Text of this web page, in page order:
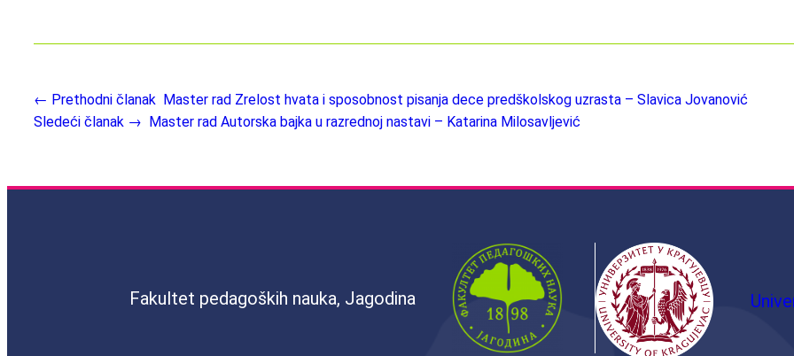
← Prethodni članak Master rad Zrelost hvata i sposobnost pisanja dece predškolskog uzrasta – Slavica Jovanović
Sledeći članak → Master rad Autorska bajka u razrednoj nastavi – Katarina Milosavljević
Fakultet pedagoških nauka, Jagodina